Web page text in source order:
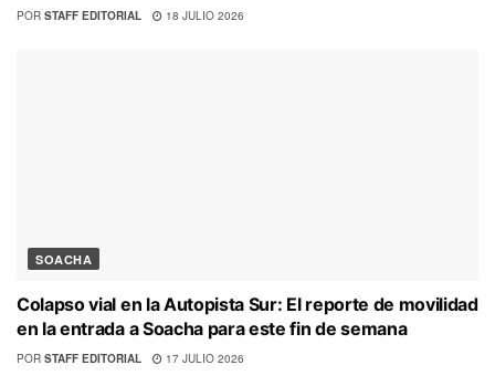
POR STAFF EDITORIAL 18 JULIO 2026
SOACHA
Colapso vial en la Autopista Sur: El reporte de movilidad
en la entrada a Soacha para este fin de semana
POR STAFF EDITORIAL 17 JULIO 2026